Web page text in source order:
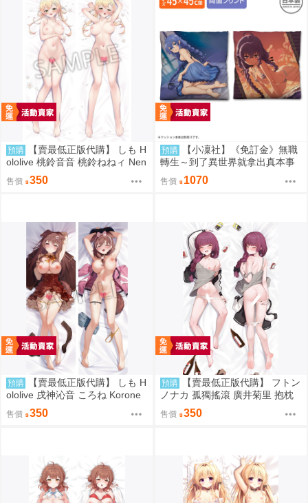
預購
【賣最低正版代購】 しも H
ololive 桃鈴音音 桃鈴ねねィ Nen
e 復刻 加筆 全裸版 抱枕套 0831
售價 350
預購
【小凜社】《免訂金》無職
轉生～到了異世界就拿出真本事
洛琪希 ロキシー 雙面抱枕套
售價 1070
預購
【賣最低正版代購】 しも H
ololive 戌神沁音 ころね Korone
抱枕套 0831
售價 350
預購
【賣最低正版代購】 フトン
ノナカ 孤獨搖滾 廣井菊里 抱枕
套 0830
售價 350